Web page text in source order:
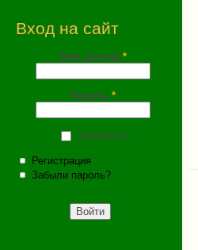
Вход на сайт
Имя (почта) *
Пароль *
Запомнить
Регистрация
Забыли пароль?